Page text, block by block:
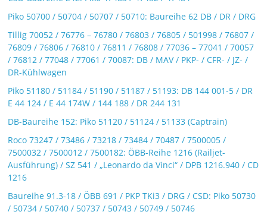
Piko 50700 / 50704 / 50707 / 50710: Baureihe 62 DB / DR / DRG
Tillig 70052 / 76776 – 76780 / 76803 / 76805 / 501998 / 76807 /
76809 / 76806 / 76810 / 76811 / 76808 / 77036 – 77041 / 70057
/ 76812 / 77048 / 77061 / 70087: DB / MAV / PKP- / CFR- / JZ- /
DR-Kühlwagen
Piko 51180 / 51184 / 51190 / 51187 / 51193: DB 144 001-5 / DR
E 44 124 / E 44 174W / 144 188 / DR 244 131
DB-Baureihe 152: Piko 51120 / 51124 / 51133 (Captrain)
Roco 73247 / 73486 / 73218 / 73484 / 70487 / 7500005 /
7500032 / 7500012 / 7500182: ÖBB-Reihe 1216 (Railjet-
Ausführung) / SZ 541 / „Leonardo da Vinci“ / DPB 1216.940 / CD
1216
Baureihe 91.3-18 / ÖBB 691 / PKP TKi3 / DRG / CSD: Piko 50730
/ 50734 / 50740 / 50737 / 50743 / 50749 / 50746